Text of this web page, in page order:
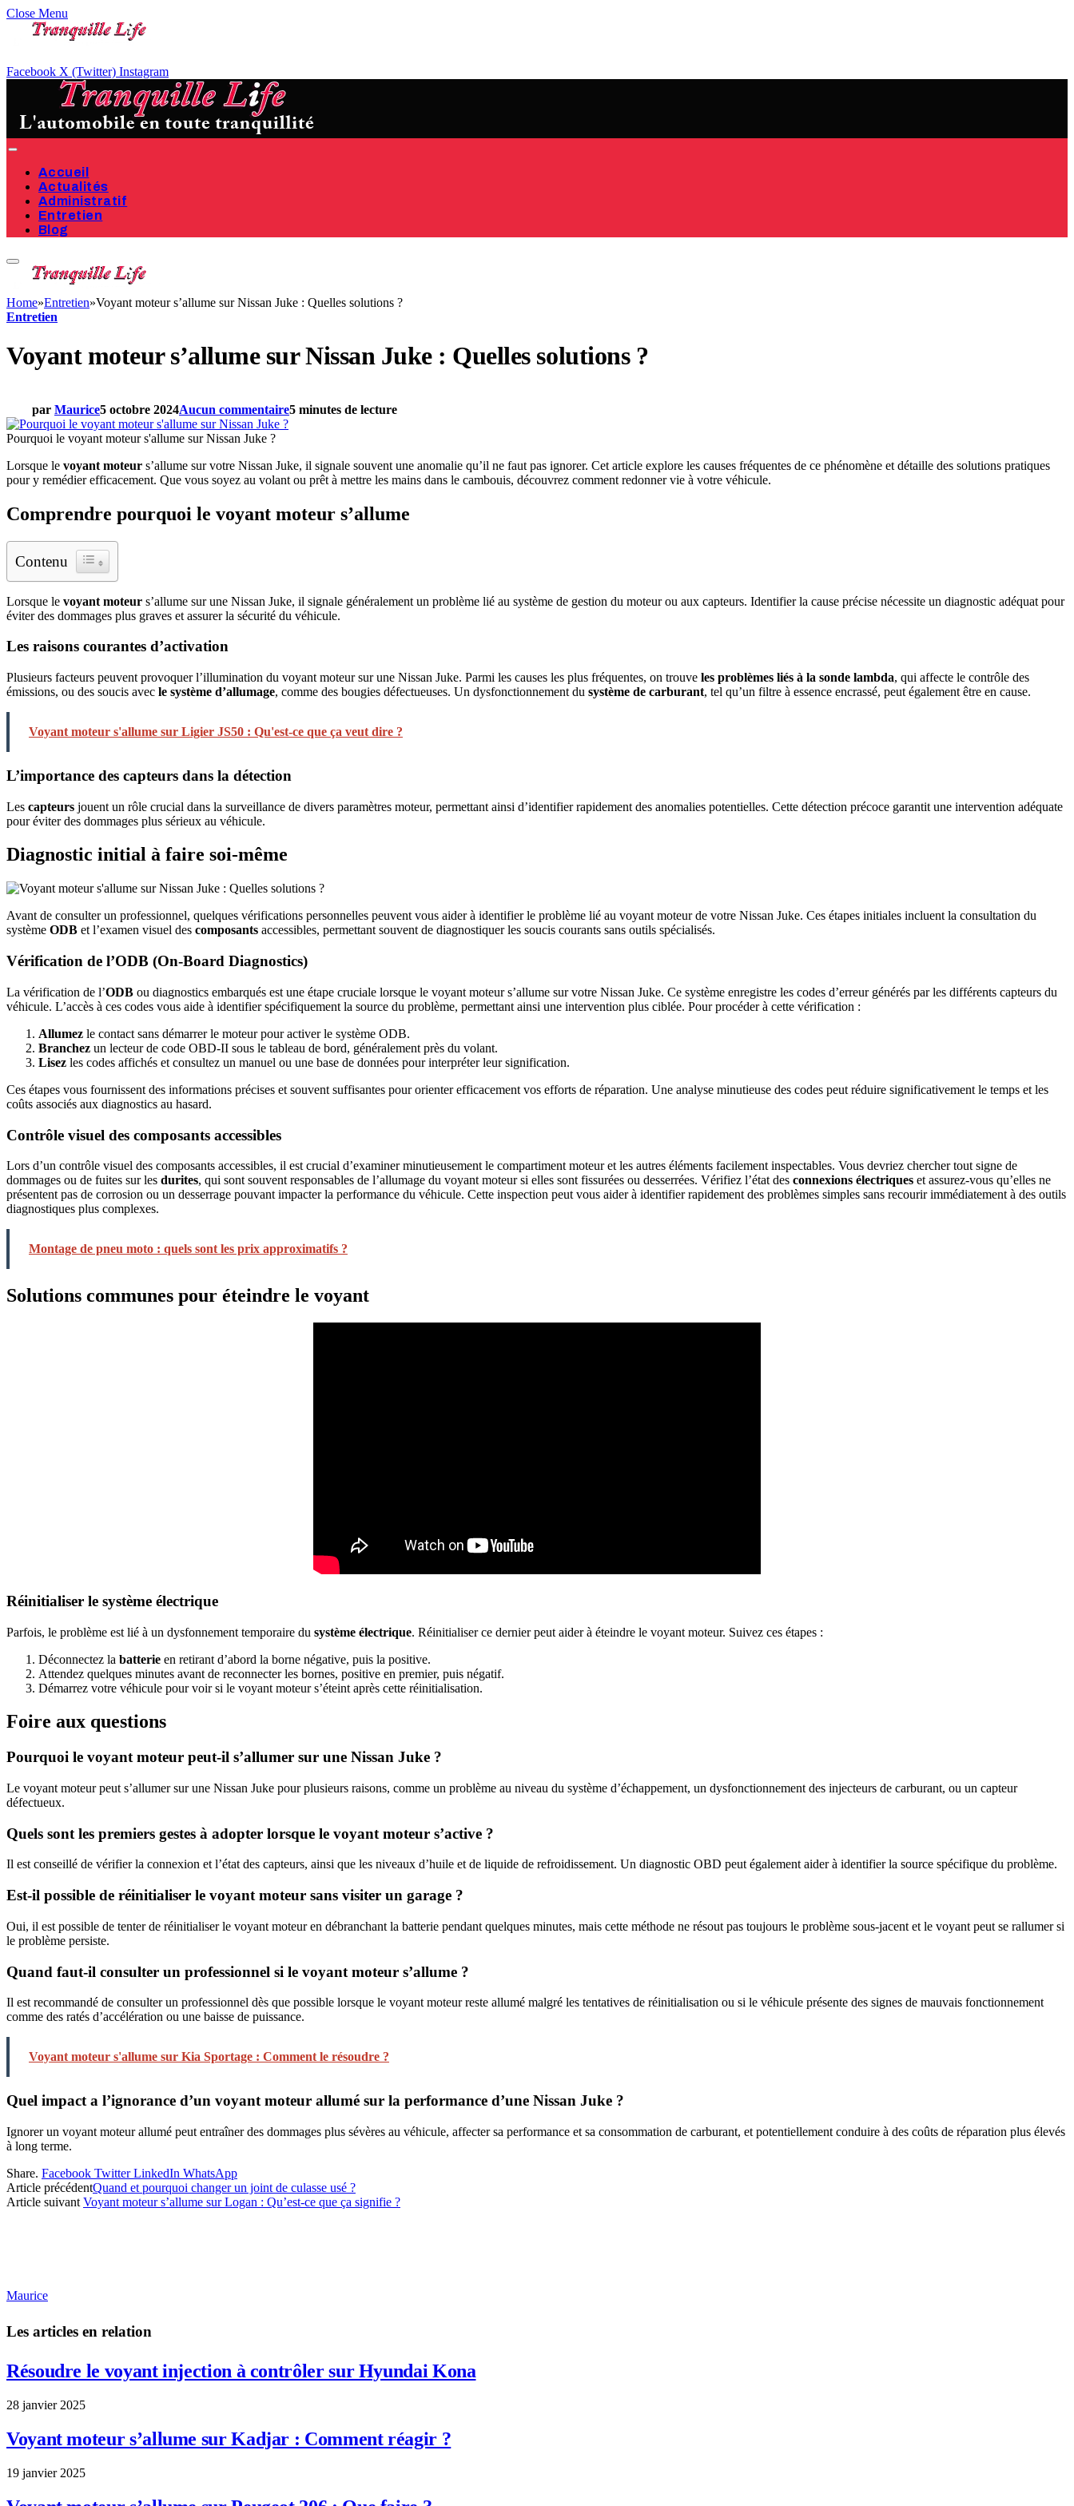
Close Menu
Facebook X (Twitter) Instagram
Accueil
Actualités
Administratif
Entretien
Blog
Home»Entretien»Voyant moteur s’allume sur Nissan Juke : Quelles solutions ?
Entretien
Voyant moteur s’allume sur Nissan Juke : Quelles solutions ?
par Maurice5 octobre 2024Aucun commentaire5 minutes de lecture
Pourquoi le voyant moteur s'allume sur Nissan Juke ?
Lorsque le voyant moteur s’allume sur votre Nissan Juke, il signale souvent une anomalie qu’il ne faut pas ignorer. Cet article explore les causes fréquentes de ce phénomène et détaille des solutions pratiques
pour y remédier efficacement. Que vous soyez au volant ou prêt à mettre les mains dans le cambouis, découvrez comment redonner vie à votre véhicule.
Comprendre pourquoi le voyant moteur s’allume
Contenu
Lorsque le voyant moteur s’allume sur une Nissan Juke, il signale généralement un problème lié au système de gestion du moteur ou aux capteurs. Identifier la cause précise nécessite un diagnostic adéquat pour
éviter des dommages plus graves et assurer la sécurité du véhicule.
Les raisons courantes d’activation
Plusieurs facteurs peuvent provoquer l’illumination du voyant moteur sur une Nissan Juke. Parmi les causes les plus fréquentes, on trouve les problèmes liés à la sonde lambda, qui affecte le contrôle des
émissions, ou des soucis avec le système d’allumage, comme des bougies défectueuses. Un dysfonctionnement du système de carburant, tel qu’un filtre à essence encrassé, peut également être en cause.
Voyant moteur s'allume sur Ligier JS50 : Qu'est-ce que ça veut dire ?
L’importance des capteurs dans la détection
Les capteurs jouent un rôle crucial dans la surveillance de divers paramètres moteur, permettant ainsi d’identifier rapidement des anomalies potentielles. Cette détection précoce garantit une intervention adéquate
pour éviter des dommages plus sérieux au véhicule.
Diagnostic initial à faire soi-même
Avant de consulter un professionnel, quelques vérifications personnelles peuvent vous aider à identifier le problème lié au voyant moteur de votre Nissan Juke. Ces étapes initiales incluent la consultation du
système ODB et l’examen visuel des composants accessibles, permettant souvent de diagnostiquer les soucis courants sans outils spécialisés.
Vérification de l’ODB (On-Board Diagnostics)
La vérification de l’ODB ou diagnostics embarqués est une étape cruciale lorsque le voyant moteur s’allume sur votre Nissan Juke. Ce système enregistre les codes d’erreur générés par les différents capteurs du
véhicule. L’accès à ces codes vous aide à identifier spécifiquement la source du problème, permettant ainsi une intervention plus ciblée. Pour procéder à cette vérification :
Allumez le contact sans démarrer le moteur pour activer le système ODB.
Branchez un lecteur de code OBD-II sous le tableau de bord, généralement près du volant.
Lisez les codes affichés et consultez un manuel ou une base de données pour interpréter leur signification.
Ces étapes vous fournissent des informations précises et souvent suffisantes pour orienter efficacement vos efforts de réparation. Une analyse minutieuse des codes peut réduire significativement le temps et les
coûts associés aux diagnostics au hasard.
Contrôle visuel des composants accessibles
Lors d’un contrôle visuel des composants accessibles, il est crucial d’examiner minutieusement le compartiment moteur et les autres éléments facilement inspectables. Vous devriez chercher tout signe de
dommages ou de fuites sur les durites, qui sont souvent responsables de l’allumage du voyant moteur si elles sont fissurées ou desserrées. Vérifiez l’état des connexions électriques et assurez-vous qu’elles ne
présentent pas de corrosion ou un desserrage pouvant impacter la performance du véhicule. Cette inspection peut vous aider à identifier rapidement des problèmes simples sans recourir immédiatement à des outils
diagnostiques plus complexes.
Montage de pneu moto : quels sont les prix approximatifs ?
Solutions communes pour éteindre le voyant
Réinitialiser le système électrique
Parfois, le problème est lié à un dysfonnement temporaire du système électrique. Réinitialiser ce dernier peut aider à éteindre le voyant moteur. Suivez ces étapes :
Déconnectez la batterie en retirant d’abord la borne négative, puis la positive.
Attendez quelques minutes avant de reconnecter les bornes, positive en premier, puis négatif.
Démarrez votre véhicule pour voir si le voyant moteur s’éteint après cette réinitialisation.
Foire aux questions
Pourquoi le voyant moteur peut-il s’allumer sur une Nissan Juke ?
Le voyant moteur peut s’allumer sur une Nissan Juke pour plusieurs raisons, comme un problème au niveau du système d’échappement, un dysfonctionnement des injecteurs de carburant, ou un capteur
défectueux.
Quels sont les premiers gestes à adopter lorsque le voyant moteur s’active ?
Il est conseillé de vérifier la connexion et l’état des capteurs, ainsi que les niveaux d’huile et de liquide de refroidissement. Un diagnostic OBD peut également aider à identifier la source spécifique du problème.
Est-il possible de réinitialiser le voyant moteur sans visiter un garage ?
Oui, il est possible de tenter de réinitialiser le voyant moteur en débranchant la batterie pendant quelques minutes, mais cette méthode ne résout pas toujours le problème sous-jacent et le voyant peut se rallumer si
le problème persiste.
Quand faut-il consulter un professionnel si le voyant moteur s’allume ?
Il est recommandé de consulter un professionnel dès que possible lorsque le voyant moteur reste allumé malgré les tentatives de réinitialisation ou si le véhicule présente des signes de mauvais fonctionnement
comme des ratés d’accélération ou une baisse de puissance.
Voyant moteur s'allume sur Kia Sportage : Comment le résoudre ?
Quel impact a l’ignorance d’un voyant moteur allumé sur la performance d’une Nissan Juke ?
Ignorer un voyant moteur allumé peut entraîner des dommages plus sévères au véhicule, affecter sa performance et sa consommation de carburant, et potentiellement conduire à des coûts de réparation plus élevés
à long terme.
Share. Facebook Twitter LinkedIn WhatsApp
Article précédentQuand et pourquoi changer un joint de culasse usé ?
Article suivant Voyant moteur s’allume sur Logan : Qu’est-ce que ça signifie ?
Maurice
Les articles en relation
Résoudre le voyant injection à contrôler sur Hyundai Kona
28 janvier 2025
Voyant moteur s’allume sur Kadjar : Comment réagir ?
19 janvier 2025